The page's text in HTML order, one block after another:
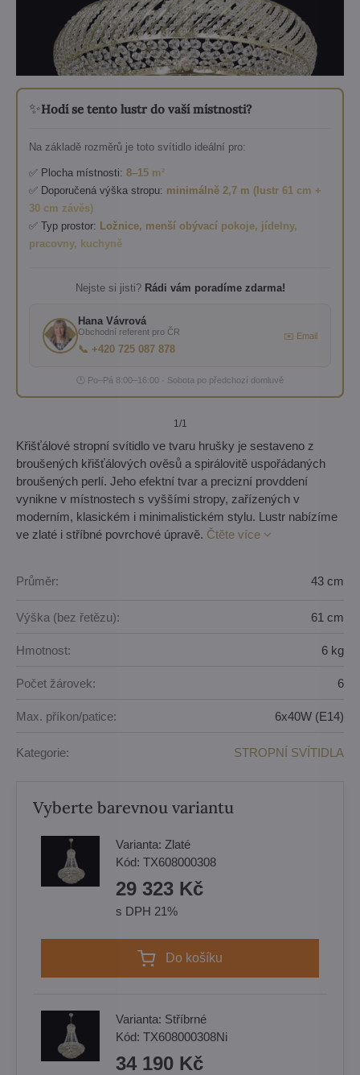
✨Hodí se tento lustr do vaší místnosti?
Na základě rozměrů je toto svítidlo ideální pro:
✅ Plocha místnosti: 8–15 m²
✅ Doporučená výška stropu: minimálně 2,7 m (lustr 61 cm +
30 cm závěs)
✅ Typ prostor: Ložnice, menší obývací pokoje, jídelny,
pracovny, kuchyně
Nejste si jisti? Rádi vám poradíme zdarma!
Hana Vávrová
Obchodní referent pro ČR
📞 +420 725 087 878
✉️ Email
🕐 Po–Pá 8:00–16:00 · Sobota po předchozí domluvě
1/1
Křišťálové stropní svítidlo ve tvaru hrušky je sestaveno z
broušených křišťálových ověsů a spirálovitě uspořádaných
broušených perlí. Jeho efektní tvar a precizní provddení
vynikne v místnostech s vyššími stropy, zařízených v
moderním, klasickém i minimalistickém stylu. Lustr nabízíme
ve zlaté i stříbné povrchové úpravě. Čtěte více
Průměr: 43 cm
Výška (bez řetězu): 61 cm
Hmotnost: 6 kg
Počet žárovek: 6
Max. příkon/patice: 6x40W (E14)
Kategorie: STROPNÍ SVÍTIDLA
Vyberte barevnou variantu
Varianta: Zlaté
Kód: TX608000308
29 323 Kč
s DPH 21%
Do košíku
Varianta: Stříbrné
Kód: TX608000308Ni
34 190 Kč